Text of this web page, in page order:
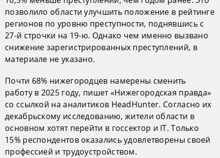
позволило области улучшить положение в рейтинге
регионов по уровню преступности, поднявшись с
27-й строчки на 19-ю. Однако чем именно вызвано
снижение зарегистрированных преступлений, в
материале не указано.
Почти 68% нижегородцев намерены сменить
работу в 2025 году, пишет «Нижегородская правда»
со ссылкой на аналитиков HeadHunter. Согласно их
декабрьскому исследованию, жители области в
основном хотят перейти в госсектор и IT. Только
15% респондентов оказались удовлетворены своей
профессией и трудоустройством.